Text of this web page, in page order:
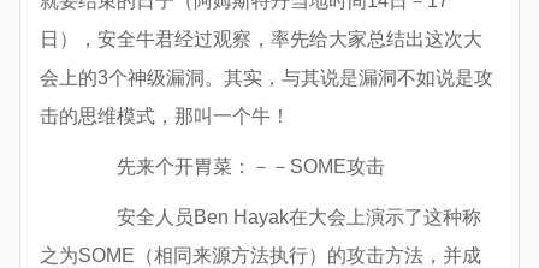
日），安全牛君经过观察，率先给大家总结出这次大
会上的3个神级漏洞。其实，与其说是漏洞不如说是攻
击的思维模式，那叫一个牛！
先来个开胃菜：－－SOME攻击
安全人员Ben Hayak在大会上演示了这种称
之为SOME（相同来源方法执行）的攻击方法，并成